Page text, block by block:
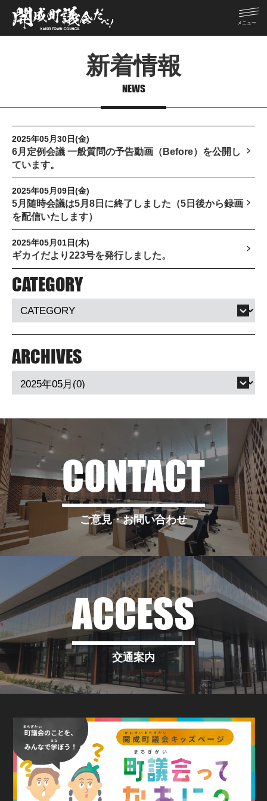
新着情報
NEWS
6月定例会議 一般質問の予告動画（Before）を公開し
ています。
2025年05月30日(金)
5月随時会議は5月8日に終了しました（5日後から録画
を配信いたします）
2025年05月09日(金)
ギカイだより223号を発行しました。
2025年05月01日(木)
CONTACT
ご意見・お問い合わせ
ACCESS
交通案内